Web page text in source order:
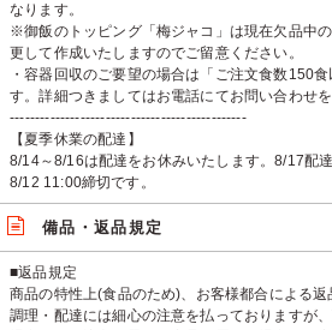
なります。
※御飯のトッピング「梅ジャコ」は現在欠品中
更して作成いたしますのでご留意ください。
・容器回収のご要望の場合は「ご注文食数150
す。詳細つきましてはお電話にてお問い合わせを
-----------------------------------------------
【夏季休業の配達】
8/14～8/16は配達をお休みいたします。8/17配
8/12 11:00締切です。
備品・返品規定
■返品規定
商品の特性上(食品のため)、お客様都合による返
調理・配達には細心の注意を払っておりますが